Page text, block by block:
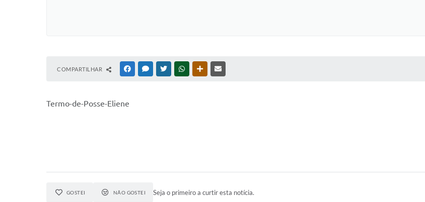
COMPARTILHAR FACEBOOKMESSENGER
TWITTERWHATSAPPOUTRAS MÍDIAS
Termo-de-Posse-Eliene
GOSTEI NÃO GOSTEI Seja o primeiro a curtir esta notícia.